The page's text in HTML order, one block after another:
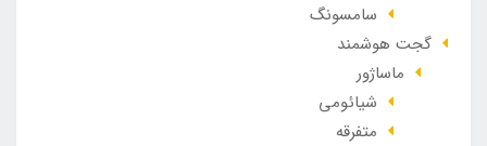
سامسونگ
گجت هوشمند
ماساژور
شیائومی
متفرقه